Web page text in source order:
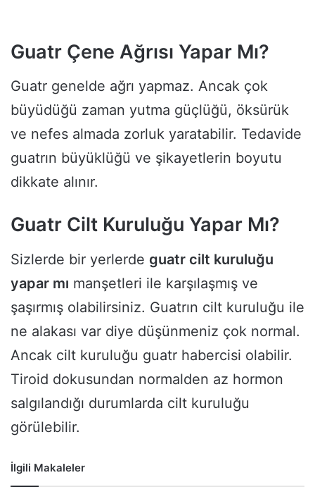
Guatr Çene Ağrısı Yapar Mı?
Guatr genelde ağrı yapmaz. Ancak çok
büyüdüğü zaman yutma güçlüğü, öksürük
ve nefes almada zorluk yaratabilir. Tedavide
guatrın büyüklüğü ve şikayetlerin boyutu
dikkate alınır.
Guatr Cilt Kuruluğu Yapar Mı?
Sizlerde bir yerlerde guatr cilt kuruluğu
yapar mı manşetleri ile karşılaşmış ve
şaşırmış olabilirsiniz. Guatrın cilt kuruluğu ile
ne alakası var diye düşünmeniz çok normal.
Ancak cilt kuruluğu guatr habercisi olabilir.
Tiroid dokusundan normalden az hormon
salgılandığı durumlarda cilt kuruluğu
görülebilir.
İlgili Makaleler